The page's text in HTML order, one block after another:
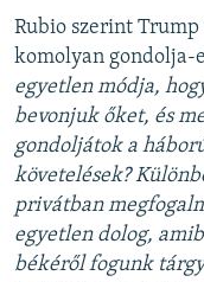
Rubio szerint
komolyan gondolja-
egyetlen módja,
bevonjuk őket, és
gondoljátok a
követelések?
privátban
egyetlen dolog,
békéről fogunk